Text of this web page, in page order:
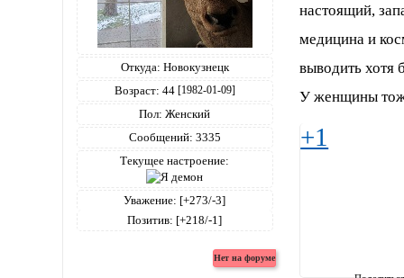
Откуда: Новокузнецк
Возраст: 44 [1982-01-09]
Пол: Женский
Сообщений: 3335
Текущее настроение:
Уважение: [+273/-3]
Позитив: [+218/-1]
настоящий,
медицина и
выводить хотя
У женщины
+1